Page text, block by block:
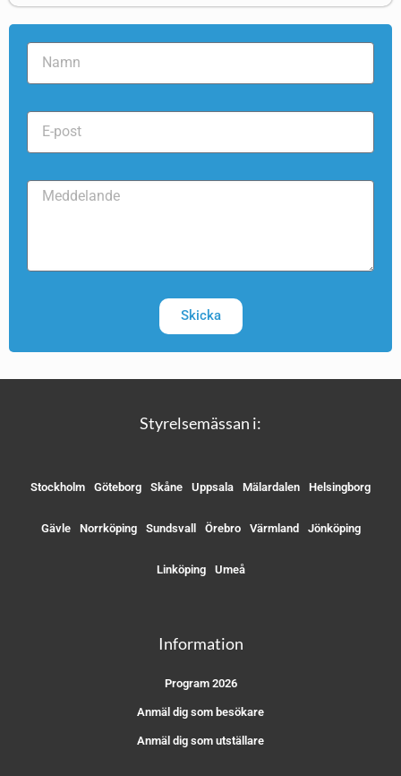
Skicka
Styrelsemässan i:
Stockholm Göteborg Skåne Uppsala Mälardalen Helsingborg
Gävle Norrköping Sundsvall Örebro Värmland Jönköping
Linköping Umeå
Information
Program 2026
Anmäl dig som besökare
Anmäl dig som utställare